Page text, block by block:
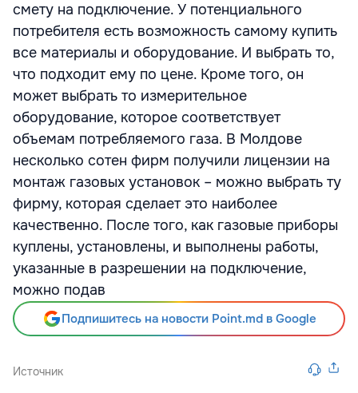
смету на подключение. У потенциального
потребителя есть возможность самому купить
все материалы и оборудование. И выбрать то,
что подходит ему по цене. Кроме того, он
может выбрать то измерительное
оборудование, которое соответствует
объемам потребляемого газа. В Молдове
несколько сотен фирм получили лицензии на
монтаж газовых установок – можно выбрать ту
фирму, которая сделает это наиболее
качественно. После того, как газовые приборы
куплены, установлены, и выполнены работы,
указанные в разрешении на подключение,
можно подав
Подпишитесь на новости Point.md в Google
Источник